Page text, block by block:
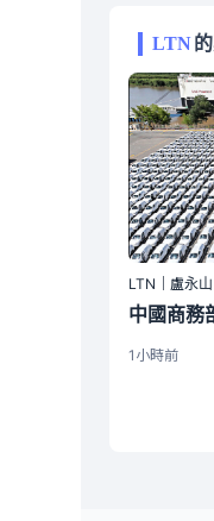
LTN
LTN｜盧永山
1小時前